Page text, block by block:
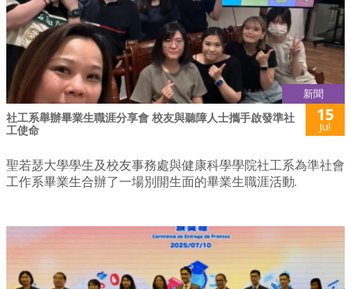
新聞
社工系舉辦畢業生職涯分享會 校友與聽障人士攜手啟發準社
工使命
15
Jul
聖若瑟大學學生及校友事務處與健康科學學院社工系為準社會
工作系畢業生合辦了一場別開生面的畢業生職涯活動.